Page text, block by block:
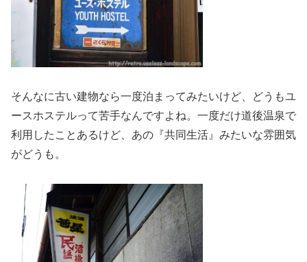
そんなに古い建物なら一度泊まってみたいけど、どうもユ
ースホステルって苦手なんですよね。一度だけ道後温泉で
利用したことあるけど、あの『共同生活』みたいな雰囲気
がどうも。